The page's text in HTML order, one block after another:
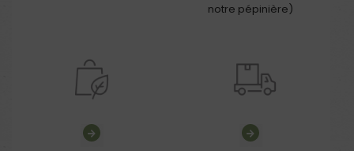
notre pépinière)